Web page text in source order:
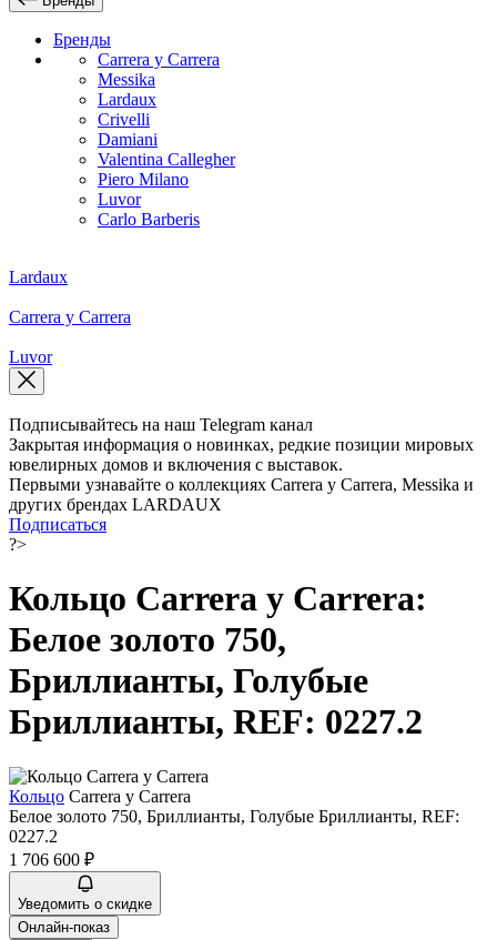
Бренды
Carrera y Carrera
Messika
Lardaux
Crivelli
Damiani
Valentina Callegher
Piero Milano
Luvor
Carlo Barberis
Lardaux
Carrera y Carrera
Luvor
Подписывайтесь на наш Telegram канал
Закрытая информация о новинках, редкие позиции мировых
ювелирных домов и включения с выставок.
Первыми узнавайте о коллекциях Carrera y Carrera, Messika и
других брендах LARDAUX
Подписаться
?>
Кольцо Carrera y Carrera:
Белое золото 750,
Бриллианты, Голубые
Бриллианты, REF: 0227.2
Кольцо Carrera y Carrera
Белое золото 750, Бриллианты, Голубые Бриллианты, REF:
0227.2
1 706 600 ₽
Уведомить о скидке
Онлайн-показ